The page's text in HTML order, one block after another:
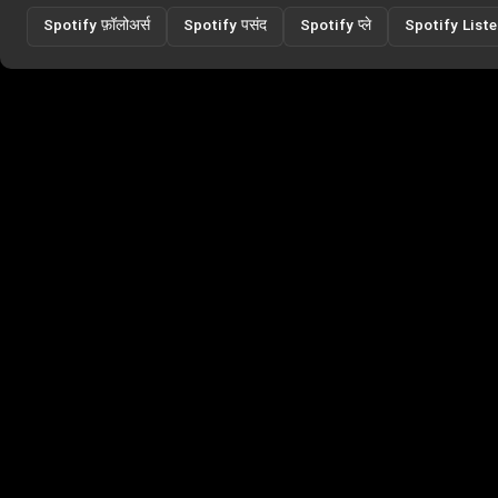
Spotify फ़ॉलोअर्स Spotify पसंद Spotify प्ले Spotify